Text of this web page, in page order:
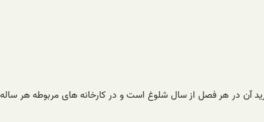
آن در هر فصل از سال شلوغ است و در کارخانه های مربوطه هر ساله